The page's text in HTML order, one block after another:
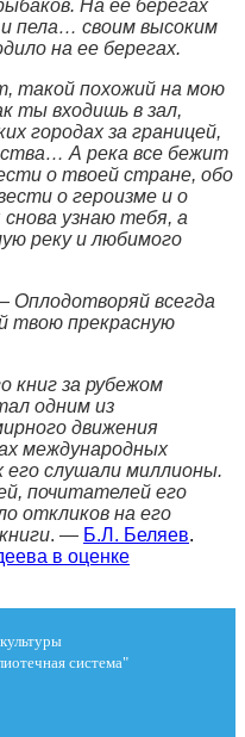
На ее берегах
и пела… своим высоким
на ее берегах.
такой похожий на мою
ты входишь в зал,
городах за границей,
А река все бежит
о твоей стране, обо
о героизме и о
узнаю тебя, а
реку и любимого
всегда
твою прекрасную
книг за рубежом
одним из
движения
международных
его слушали миллионы.
почитателей его
откликов на его
. — Б.Л. Беляев.
в оценке
система"